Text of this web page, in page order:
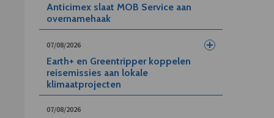
Anticimex slaat MOB Service aan
overnamehaak
07/08/2026
Earth+ en Greentripper koppelen
reisemissies aan lokale
klimaatprojecten
07/08/2026